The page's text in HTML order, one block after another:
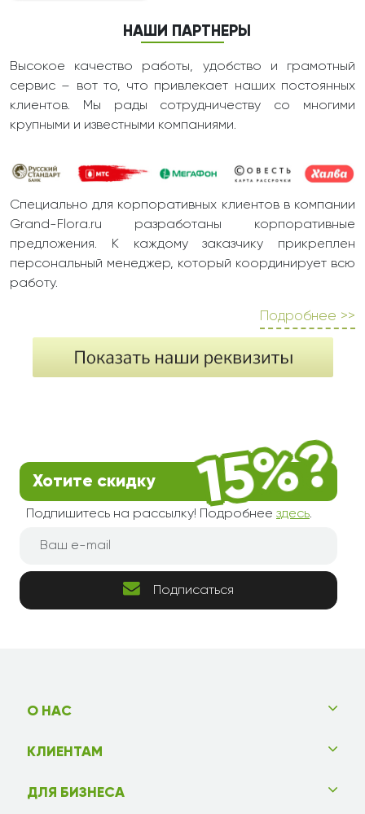
НАШИ ПАРТНЕРЫ
Высокое качество работы, удобство и грамотный
сервис – вот то, что привлекает наших постоянных
клиентов. Мы рады сотрудничеству со многими
крупными и известными компаниями.
Специально для корпоративных клиентов в компании
Grand-Flora.ru разработаны корпоративные
предложения. К каждому заказчику прикреплен
персональный менеджер, который координирует всю
работу.
Подробнее >>
Хотите скидку
Подпишитесь на рассылку! Подробнее здесь.
Подписаться
О НАС
КЛИЕНТАМ
ДЛЯ БИЗНЕСА